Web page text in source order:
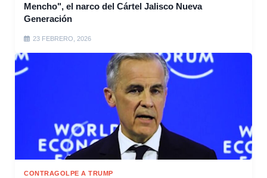
Mencho", el narco del Cártel Jalisco Nueva
Generación
23 FEBRERO, 2026
CONTRAGOLPE A TRUMP